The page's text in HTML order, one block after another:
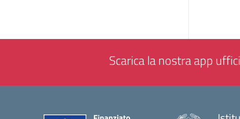
Scarica la nostra app